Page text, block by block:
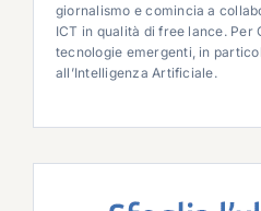
giornalismo e comincia a
ICT in qualità di free lance. Per
tecnologie emergenti, in
all’Intelligenza Artificiale.